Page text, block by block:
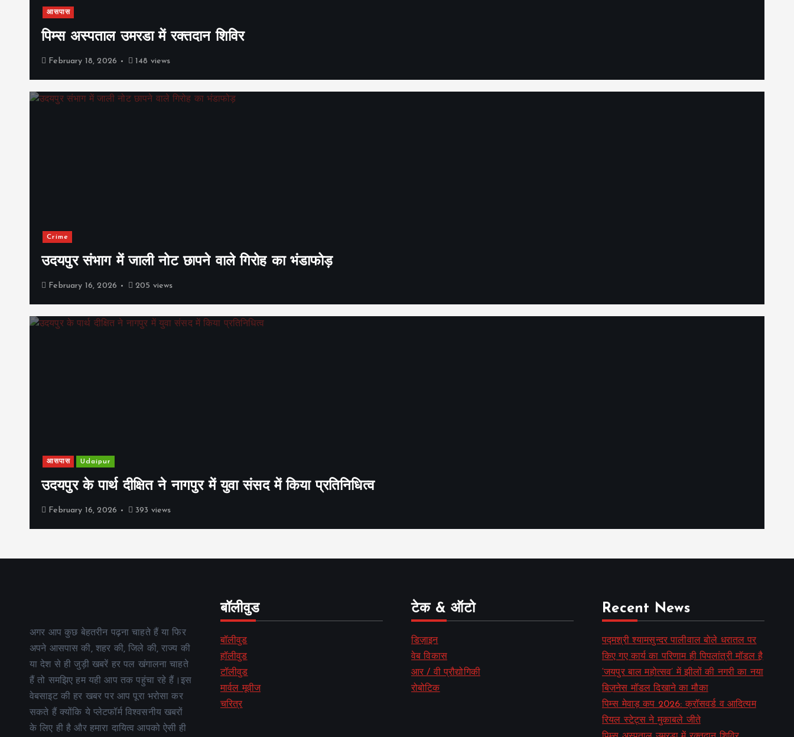
आसपास
पिम्स अस्पताल उमरडा में रक्तदान शिविर
February 18, 2026 148 views
Crime
उदयपुर संभाग में जाली नोट छापने वाले गिरोह का भंडाफोड़
February 16, 2026 205 views
आसपास Udaipur
उदयपुर के पार्थ दीक्षित ने नागपुर में युवा संसद में किया प्रतिनिधित्व
February 16, 2026 393 views
अगर आप कुछ बेहतरीन पढ़ना चाहते हैं या फिर
अपने आसपास की, शहर की, जिले की, राज्य की
या देश से ही जुड़ी खबरें हर पल खंगालना चाहते
हैं तो समझिए हम यही आप तक पहुंचा रहे हैं।इस
वेबसाइट की हर खबर पर आप पूरा भरोसा कर
सकते हैं क्योंकि ये प्लेटफॉर्म विश्वसनीय खबरों
के लिए ही है और हमारा दायित्व आपको ऐसी ही
बॉलीवुड
बॉलीवुड
हॉलीवुड
टॉलीवुड
मार्वल मूवीज
चरित्र
टेक & ऑटो
डिज़ाइन
वेब विकास
आर / वी प्रौद्योगिकी
रोबोटिक
Recent News
पद्मश्री श्यामसुन्दर पालीवाल बोले धरातल पर
किए गए कार्य का परिणाम ही पिपलांत्री मॉडल है
‘जयपुर बाल महोत्सव’ में झीलों की नगरी का नया
बिज़नेस मॉडल दिखाने का मौका
पिम्स मेवाड़ कप 2026: क्रॉसवर्ड व आदित्यम
रियल स्टेट्स ने मुकाबले जीते